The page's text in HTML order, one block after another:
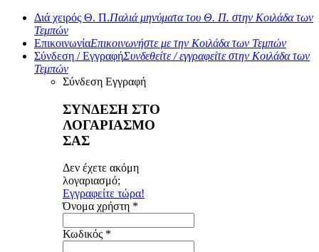
Διά χειρός Θ. Π.Παλιά μηνύματα του Θ. Π. στην Κοιλάδα των
Τεμπών
ΕπικοινωνίαΕπικοινωνήστε με την Κοιλάδα των Τεμπών
Σύνδεση / ΕγγραφήΣυνδεθείτε / εγγραφείτε στην Κοιλάδα των
Τεμπών
Σύνδεση Εγγραφή
ΣΥΝΔΕΣΗ ΣΤΟ
ΛΟΓΑΡΙΑΣΜΟ
ΣΑΣ
Δεν έχετε ακόμη
λογαριασμό;
Εγγραφείτε τώρα!
Όνομα χρήστη *
Κωδικός *